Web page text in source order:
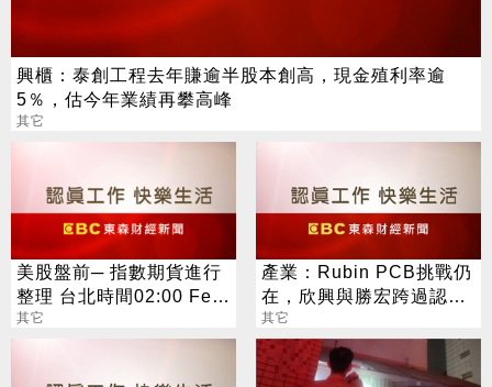
興櫃：泰創工程去年賺逾半股本創高，現金殖利率逾
5％，估今年業績再攀高峰
其它
美股盤前─ 指數期貨進行
整理 台北時間02:00 Fed
將公布利率決議
其它
產業：Rubin PCB挑戰仍
在，欣興與勝宏跨過認證
且量產，臻鼎-KY與定穎
驗證中
其它